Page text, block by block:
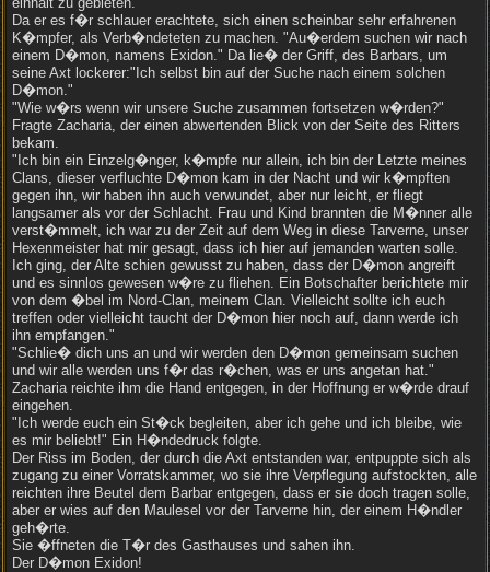
Da er es f�r schlauer erachtete, sich einen scheinbar sehr erfahrenen
K�mpfer, als Verb�ndeteten zu machen. "Au�erdem suchen wir nach
einem D�mon, namens Exidon." Da lie� der Griff, des Barbars, um
seine Axt lockerer:"Ich selbst bin auf der Suche nach einem solchen
D�mon."
"Wie w�rs wenn wir unsere Suche zusammen fortsetzen w�rden?"
Fragte Zacharia, der einen abwertenden Blick von der Seite des Ritters
bekam.
"Ich bin ein Einzelg�nger, k�mpfe nur allein, ich bin der Letzte meines
Clans, dieser verfluchte D�mon kam in der Nacht und wir k�mpften
gegen ihn, wir haben ihn auch verwundet, aber nur leicht, er fliegt
langsamer als vor der Schlacht. Frau und Kind brannten die M�nner alle
verst�mmelt, ich war zu der Zeit auf dem Weg in diese Tarverne, unser
Hexenmeister hat mir gesagt, dass ich hier auf jemanden warten solle.
Ich ging, der Alte schien gewusst zu haben, dass der D�mon angreift
und es sinnlos gewesen w�re zu fliehen. Ein Botschafter berichtete mir
von dem �bel im Nord-Clan, meinem Clan. Vielleicht sollte ich euch
treffen oder vielleicht taucht der D�mon hier noch auf, dann werde ich
ihn empfangen."
"Schlie� dich uns an und wir werden den D�mon gemeinsam suchen
und wir alle werden uns f�r das r�chen, was er uns angetan hat."
Zacharia reichte ihm die Hand entgegen, in der Hoffnung er w�rde drauf
eingehen.
"Ich werde euch ein St�ck begleiten, aber ich gehe und ich bleibe, wie
es mir beliebt!" Ein H�ndedruck folgte.
Der Riss im Boden, der durch die Axt entstanden war, entpuppte sich als
zugang zu einer Vorratskammer, wo sie ihre Verpflegung aufstockten, alle
reichten ihre Beutel dem Barbar entgegen, dass er sie doch tragen solle,
aber er wies auf den Maulesel vor der Tarverne hin, der einem H�ndler
geh�rte.
Sie �ffneten die T�r des Gasthauses und sahen ihn.
Der D�mon Exidon!